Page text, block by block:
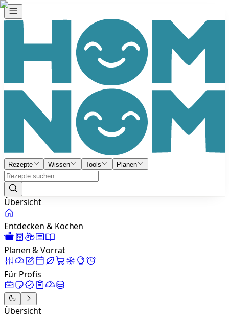
Rezepte Wissen Tools Planen
Übersicht
Entdecken & Kochen
Planen & Vorrat
Für Profis
Übersicht